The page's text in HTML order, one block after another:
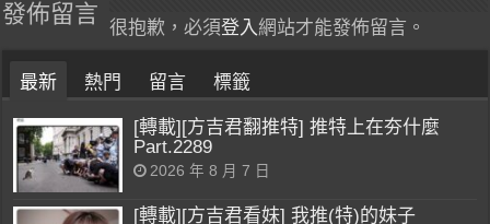
發佈留言
很抱歉，必須登入網站才能發佈留言。
最新 熱門 留言 標籤
[轉載][方吉君翻推特] 推特上在夯什麼
Part.2289
2026 年 8 月 7 日
[轉載][方吉君看妹] 我推(特)的妹子